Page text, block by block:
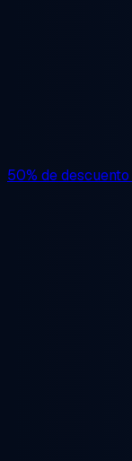
50% de descuento